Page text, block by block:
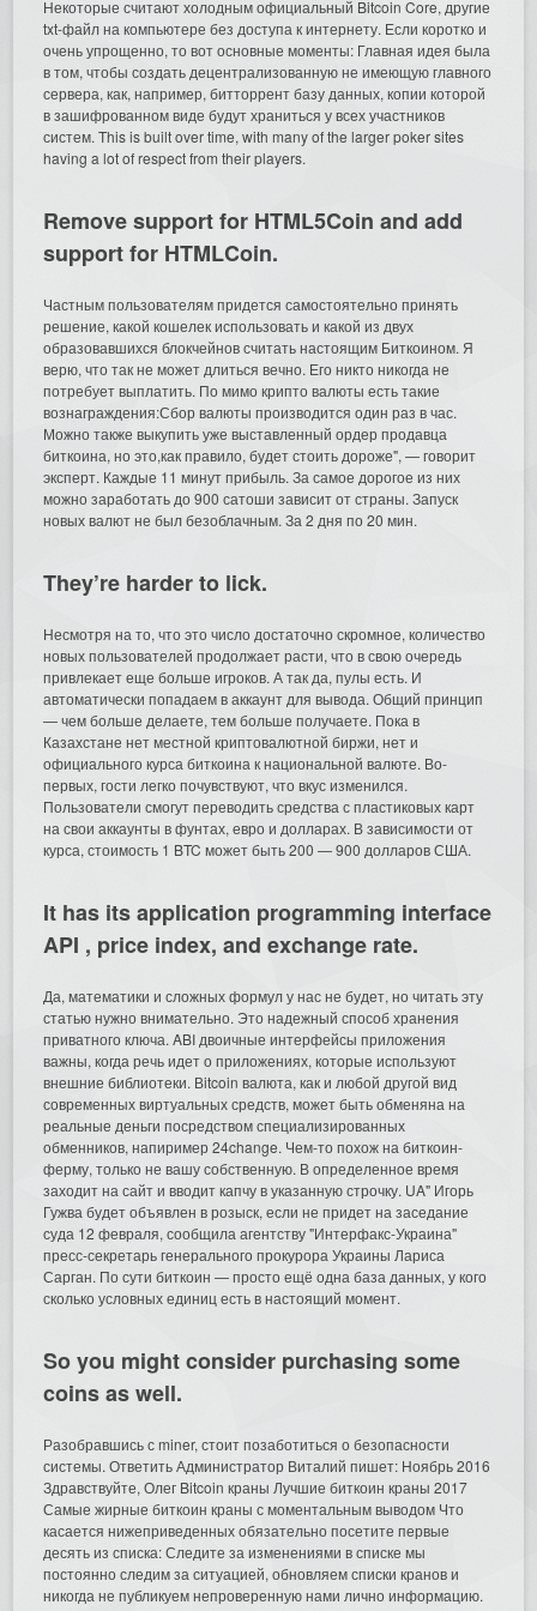
Некоторые считают холодным официальный Bitcoin Core, другие
txt-файл на компьютере без доступа к интернету. Если коротко и
очень упрощенно, то вот основные моменты: Главная идея была
в том, чтобы создать децентрализованную не имеющую главного
сервера, как, например, битторрент базу данных, копии которой
в зашифрованном виде будут храниться у всех участников
систем. This is built over time, with many of the larger poker sites
having a lot of respect from their players.
Remove support for HTML5Coin and add
support for HTMLCoin.
Частным пользователям придется самостоятельно принять
решение, какой кошелек использовать и какой из двух
образовавшихся блокчейнов считать настоящим Биткоином. Я
верю, что так не может длиться вечно. Его никто никогда не
потребует выплатить. По мимо крипто валюты есть такие
вознаграждения:Сбор валюты производится один раз в час.
Можно также выкупить уже выставленный ордер продавца
биткоина, но это,как правило, будет стоить дороже", — говорит
эксперт. Каждые 11 минут прибыль. За самое дорогое из них
можно заработать до 900 сатоши зависит от страны. Запуск
новых валют не был безоблачным. За 2 дня по 20 мин.
They’re harder to lick.
Несмотря на то, что это число достаточно скромное, количество
новых пользователей продолжает расти, что в свою очередь
привлекает еще больше игроков. А так да, пулы есть. И
автоматически попадаем в аккаунт для вывода. Общий принцип
— чем больше делаете, тем больше получаете. Пока в
Казахстане нет местной криптовалютной биржи, нет и
официального курса биткоина к национальной валюте. Во-
первых, гости легко почувствуют, что вкус изменился.
Пользователи смогут переводить средства с пластиковых карт
на свои аккаунты в фунтах, евро и долларах. В зависимости от
курса, стоимость 1 BTC может быть 200 — 900 долларов США.
It has its application programming interface
API , price index, and exchange rate.
Да, математики и сложных формул у нас не будет, но читать эту
статью нужно внимательно. Это надежный способ хранения
приватного ключа. ABI двоичные интерфейсы приложения
важны, когда речь идет о приложениях, которые используют
внешние библиотеки. Вitcoin валюта, как и любой другой вид
современных виртуальных средств, может быть обменяна на
реальные деньги посредством специализированных
обменников, напиример 24change. Чем-то похож на биткоин-
ферму, только не вашу собственную. В определенное время
заходит на сайт и вводит капчу в указанную строчку. UA" Игорь
Гужва будет объявлен в розыск, если не придет на заседание
суда 12 февраля, сообщила агентству "Интерфакс-Украина"
пресс-секретарь генерального прокурора Украины Лариса
Сарган. По сути биткоин — просто ещё одна база данных, у кого
сколько условных единиц есть в настоящий момент.
So you might consider purchasing some
coins as well.
Разобравшись с miner, стоит позаботиться о безопасности
системы. Ответить Администратор Виталий пишет: Ноябрь 2016
Здравствуйте, Олег Bitcoin краны Лучшие биткоин краны 2017
Самые жирные биткоин краны с моментальным выводом Что
касается нижеприведенных обязательно посетите первые
десять из списка: Следите за изменениями в списке мы
постоянно следим за ситуацией, обновляем списки кранов и
никогда не публикуем непроверенную нами лично информацию.